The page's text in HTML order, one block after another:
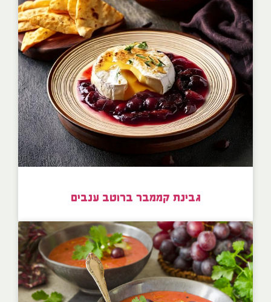
גבינת קממבר ברוטב ענבים